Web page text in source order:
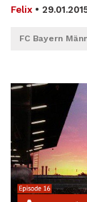
Felix •
FC Bayern